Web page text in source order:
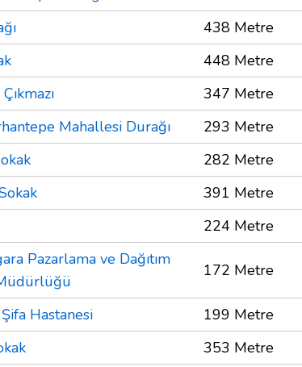
438 Metre
448 Metre
347 Metre
Mahallesi Durağı
293 Metre
282 Metre
391 Metre
224 Metre
Pazarlama ve Dağıtım
172 Metre
Hastanesi
199 Metre
353 Metre